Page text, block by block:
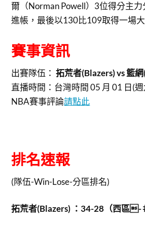
爾（Norman Powell）3位得分主
進帳，最後以130比109取得一場大
賽事資訊
出賽隊伍：拓荒者(Blazers) vs 籃
直播時間：台灣時間 05 月 01 日(
NBA賽事評論請點此
排名速報
(隊伍-Win-Lose-分區排名)
拓荒者(Blazers) ：34-28（西區-